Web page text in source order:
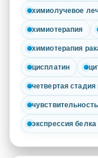
химиолучевое
химиотерапия
химиотерапия
цисплатин
четвертая стадия
экспрессия